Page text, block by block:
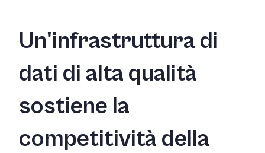
Un'infrastruttura di
dati di alta qualità
sostiene la
competitività della